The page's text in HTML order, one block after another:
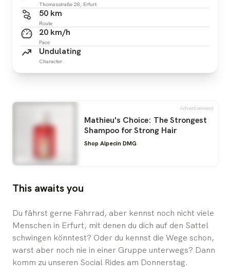
Thomasstraße 28, Erfurt
50 km
Route
20 km/h
Pace
Undulating
Character
Advertisement
Mathieu's Choice: The Strongest
Shampoo for Strong Hair
Shop Alpecin DMG
This awaits you
Du fährst gerne Fahrrad, aber kennst noch nicht viele
Menschen in Erfurt, mit denen du dich auf den Sattel
schwingen könntest? Oder du kennst die Wege schon,
warst aber noch nie in einer Gruppe unterwegs? Dann
komm zu unseren Social Rides am Donnerstag.